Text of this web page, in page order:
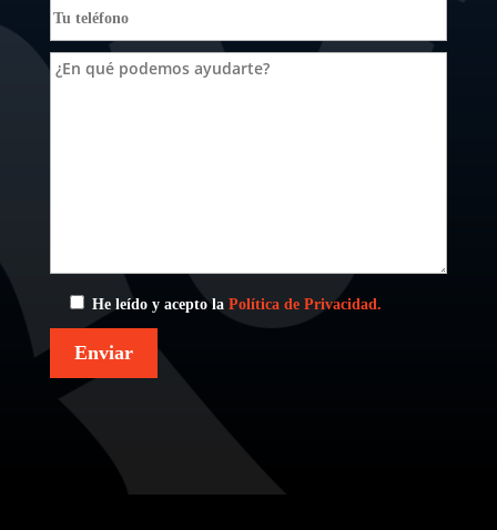
He leído y acepto la Política de Privacidad.